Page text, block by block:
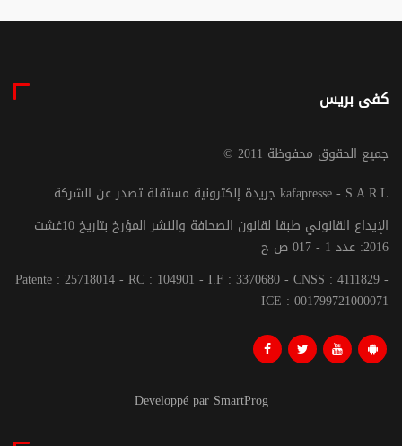
كفى بريس
© جميع الحقوق محفوظة 2011
جريدة إلكترونية مستقلة تصدر عن الشركة kafapresse - S.A.R.L
الإيداع القانوني طبقا لقانون الصحافة والنشر المؤرخ بتاريخ 10غشت
2016: عدد 1 - 017 ص ح
Patente : 25718014 - RC : 104901 - I.F : 3370680 - CNSS : 4111829 -
ICE : 001799721000071
Developpé par SmartProg